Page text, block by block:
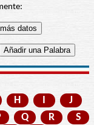
H I
J
Q R
S